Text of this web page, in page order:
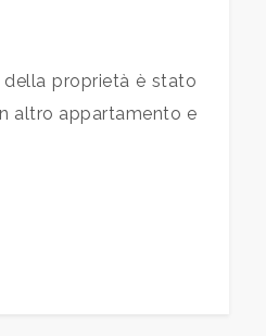
proprietà è stato
altro appartamento e